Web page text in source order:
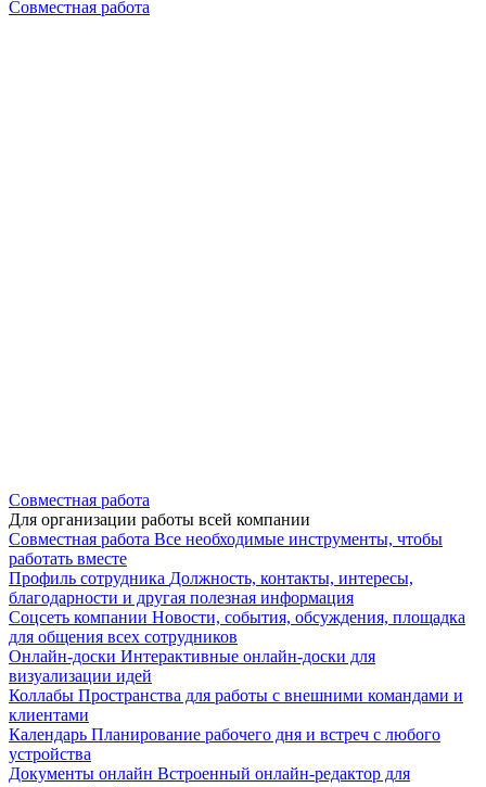
Совместная работа
Совместная работа
Для организации работы всей компании
Совместная работа Все необходимые инструменты, чтобы
работать вместе
Профиль сотрудника Должность, контакты, интересы,
благодарности и другая полезная информация
Соцсеть компании Новости, события, обсуждения, площадка
для общения всех сотрудников
Онлайн-доски Интерактивные онлайн-доски для
визуализации идей
Коллабы Пространства для работы с внешними командами и
клиентами
Календарь Планирование рабочего дня и встреч с любого
устройства
Документы онлайн Встроенный онлайн-редактор для